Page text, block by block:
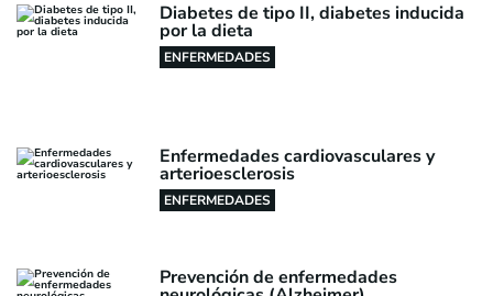
Diabetes de tipo II, diabetes inducida
por la dieta
ENFERMEDADES
Enfermedades cardiovasculares y
arterioesclerosis
ENFERMEDADES
Prevención de enfermedades